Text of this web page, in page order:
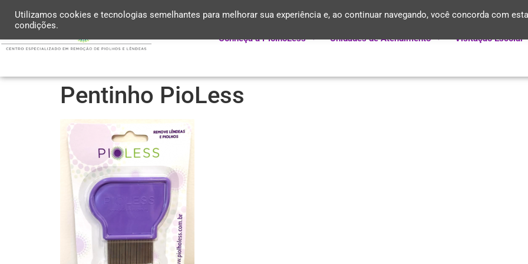
Conheça a PiolhoLess Unidades de Atendimento Visitação Escolar
Pentinho PioLess
Utilizamos cookies e tecnologias semelhantes para melhorar sua experiência e, ao continuar navegando, você concorda com
condições.